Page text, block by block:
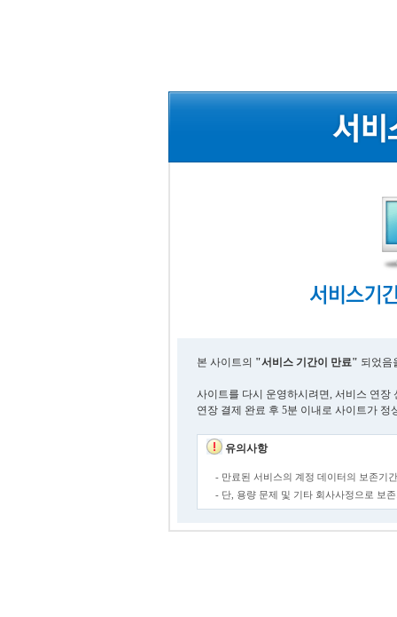
본 사이트의 "서비스 기간이 만료" 되었음
사이트를 다시 운영하시려면, 서비스 연장
연장 결제 완료 후 5분 이내로 사이트가 정
유의사항
- 만료된 서비스의 계정 데이터의 보존기
- 단, 용량 문제 및 기타 회사사정으로 보